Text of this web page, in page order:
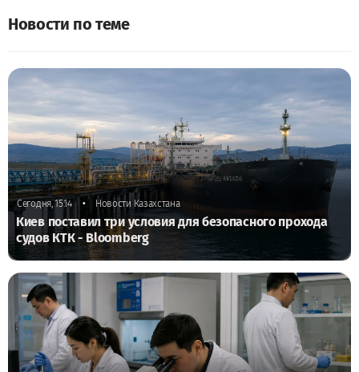
Новости по теме
Сегодня, 15:14 • Новости Казахстана
Киев поставил три условия для безопасного прохода
судов КТК - Bloomberg